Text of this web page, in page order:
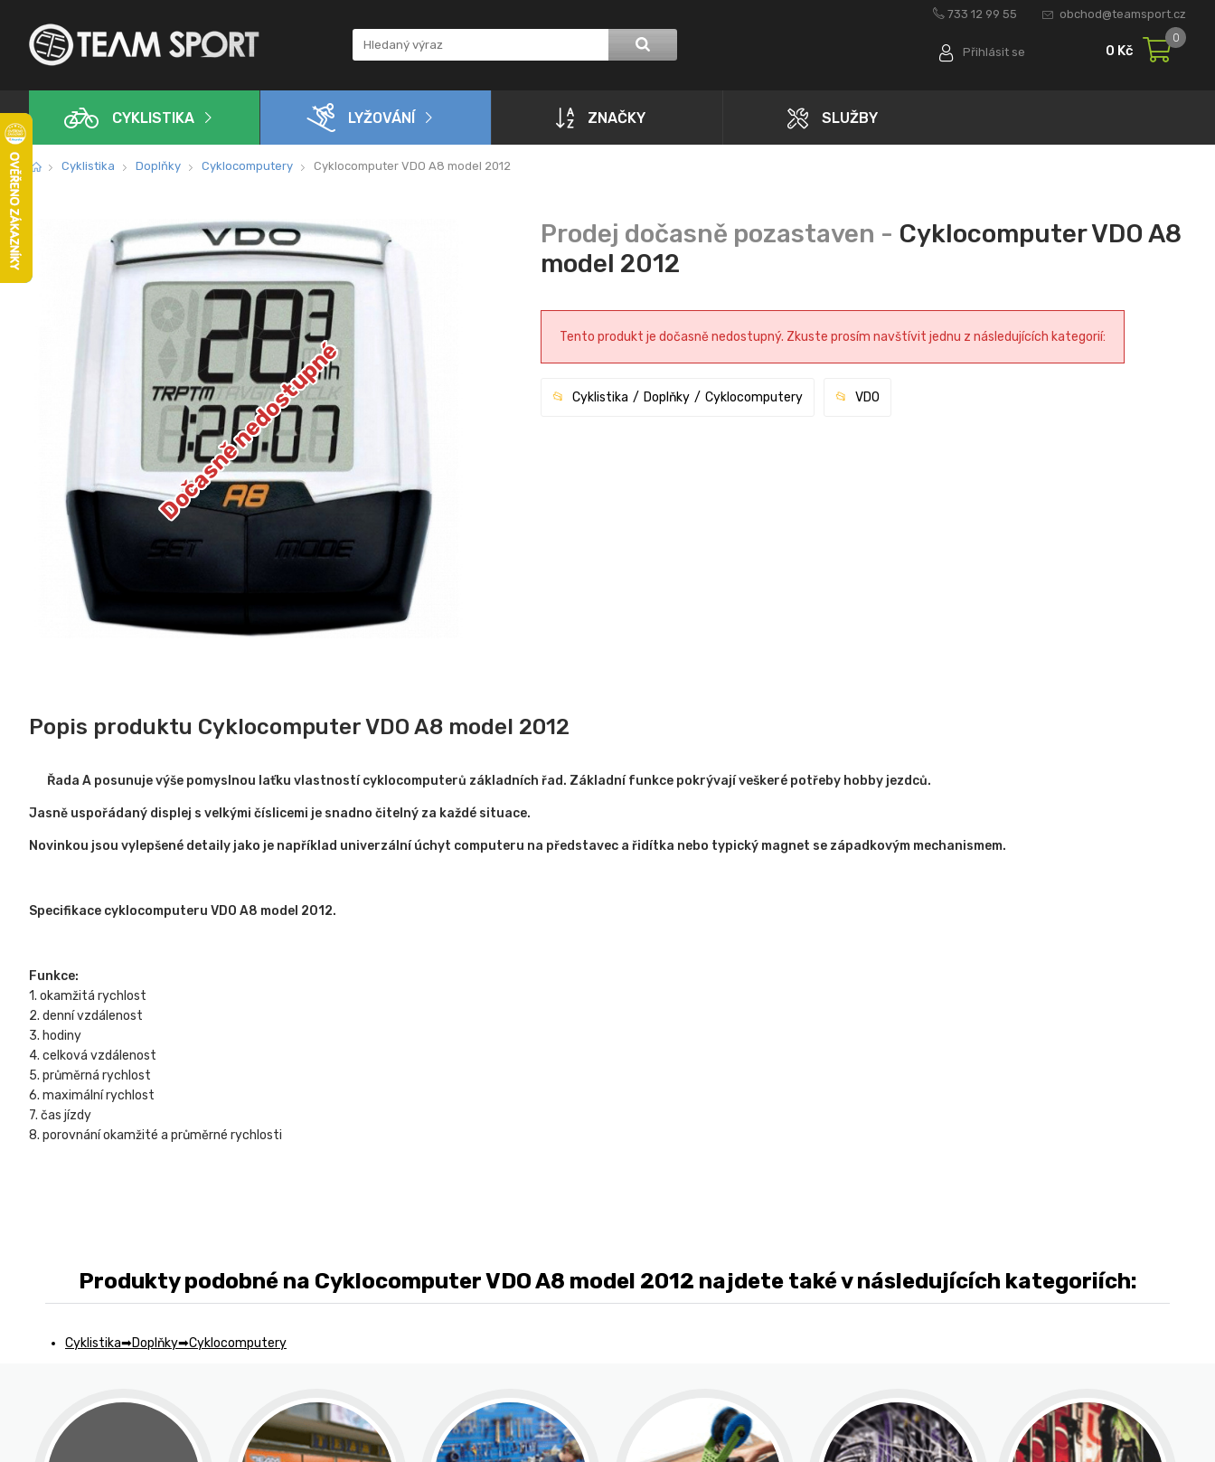
733 12 99 55 obchod@teamsport.cz
Přihlásit se 0 Kč
0
CYKLISTIKA LYŽOVÁNÍ ZNAČKY SLUŽBY
Cyklistika Doplňky Cyklocomputery Cyklocomputer VDO A8 model 2012
Dočasně nedostupné
Cyklocomputer VDO A8
model 2012
Tento produkt je dočasně nedostupný. Zkuste prosím navštívit jednu z následujících kategorií:
Cyklistika Doplňky Cyklocomputery VDO
Popis produktu Cyklocomputer VDO A8 model 2012
Řada A posunuje výše pomyslnou laťku vlastností cyklocomputerů základních řad. Základní funkce pokrývají veškeré potřeby hobby jezdců.
Jasně uspořádaný displej s velkými číslicemi je snadno čitelný za každé situace.
Novinkou jsou vylepšené detaily jako je například univerzální úchyt computeru na představec a řidítka nebo typický magnet se západkovým mechanismem.
Specifikace cyklocomputeru VDO A8 model 2012.
Funkce:
1. okamžitá rychlost
2. denní vzdálenost
3. hodiny
4. celková vzdálenost
5. průměrná rychlost
6. maximální rychlost
7. čas jízdy
8. porovnání okamžité a průměrné rychlosti
Produkty podobné na Cyklocomputer VDO A8 model 2012 najdete také v následujících kategoriích:
Cyklistika Doplňky Cyklocomputery